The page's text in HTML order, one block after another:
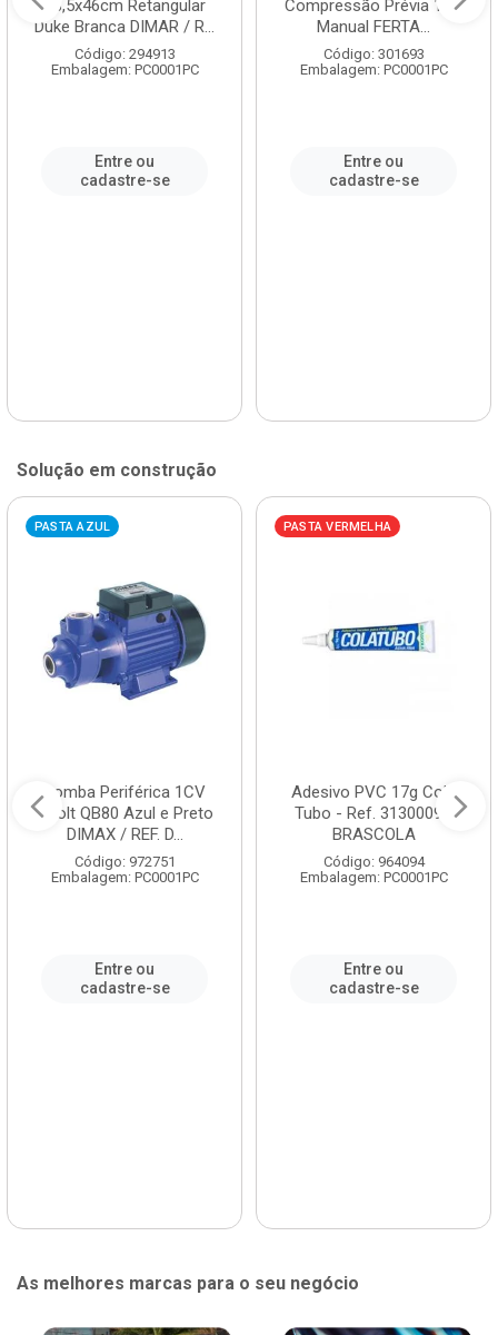
58,5x46cm Retangular
Duke Branca DIMAR / R...
Código: 294913
Embalagem: PC0001PC
Entre ou
cadastre-se
Compressão Prévia 1,5L
Manual FERTA...
Código: 301693
Embalagem: PC0001PC
Entre ou
cadastre-se
Solução em construção
PASTA AZUL
Bomba Periférica 1CV
Bivolt QB80 Azul e Preto
DIMAX / REF. D...
Código: 972751
Embalagem: PC0001PC
Entre ou
cadastre-se
PASTA VERMELHA
Adesivo PVC 17g Cola
Tubo - Ref. 3130009 -
BRASCOLA
Código: 964094
Embalagem: PC0001PC
Entre ou
cadastre-se
As melhores marcas para o seu negócio